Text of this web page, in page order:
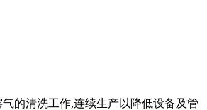
的清洗工作,连续生产以降低设备及管